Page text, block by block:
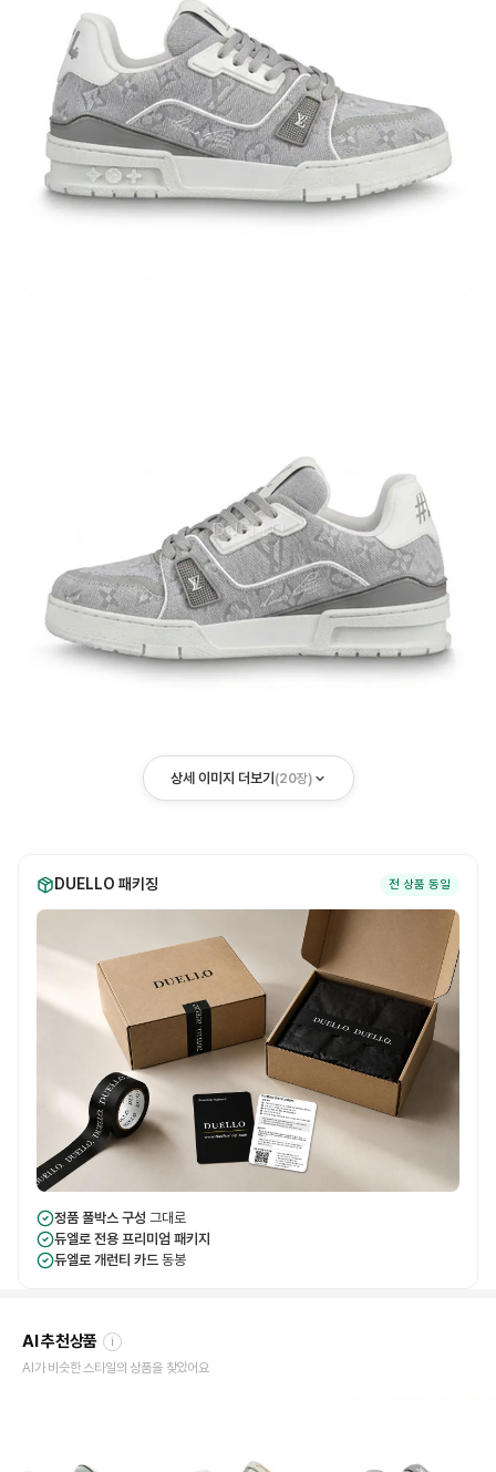
상세 이미지 더보기 (20장)
DUELLO 패키징 전 상품 동일
정품 풀박스 구성 그대로
듀엘로 전용 프리미엄 패키지
듀엘로 개런티 카드 동봉
AI 추천상품 i
AI가 비슷한 스타일의 상품을 찾았어요